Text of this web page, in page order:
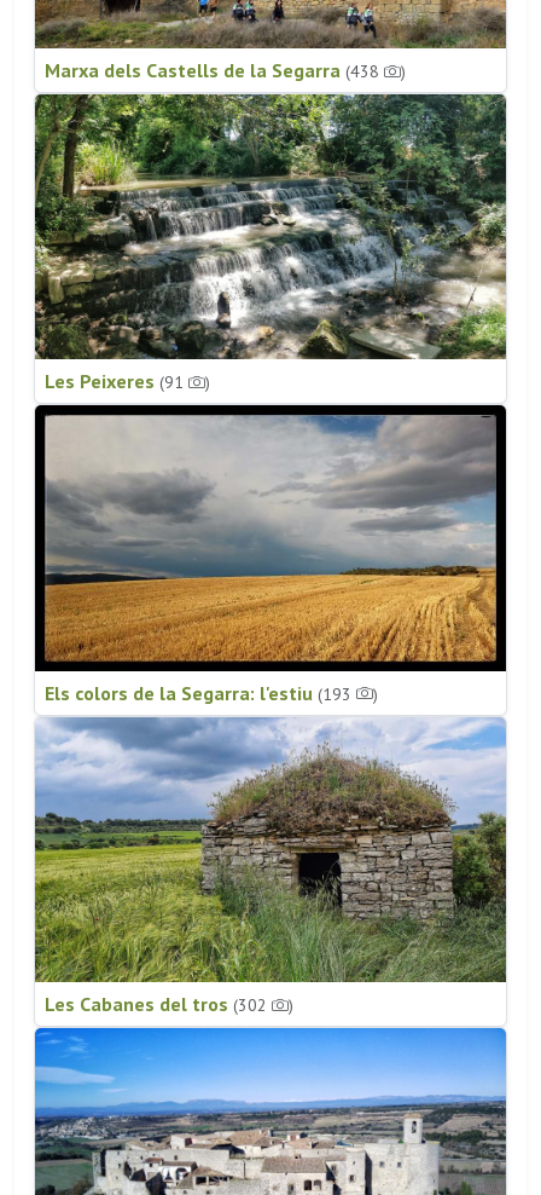
Marxa dels Castells de la Segarra (438 )
Les Peixeres (91 )
Els colors de la Segarra: l'estiu (193 )
Les Cabanes del tros (302 )